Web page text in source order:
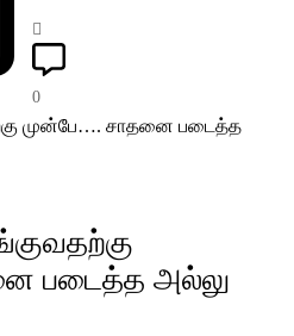
0
படைத்த அல்லு